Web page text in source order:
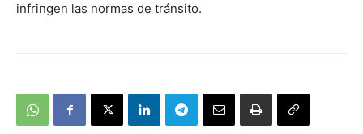
infringen las normas de tránsito.